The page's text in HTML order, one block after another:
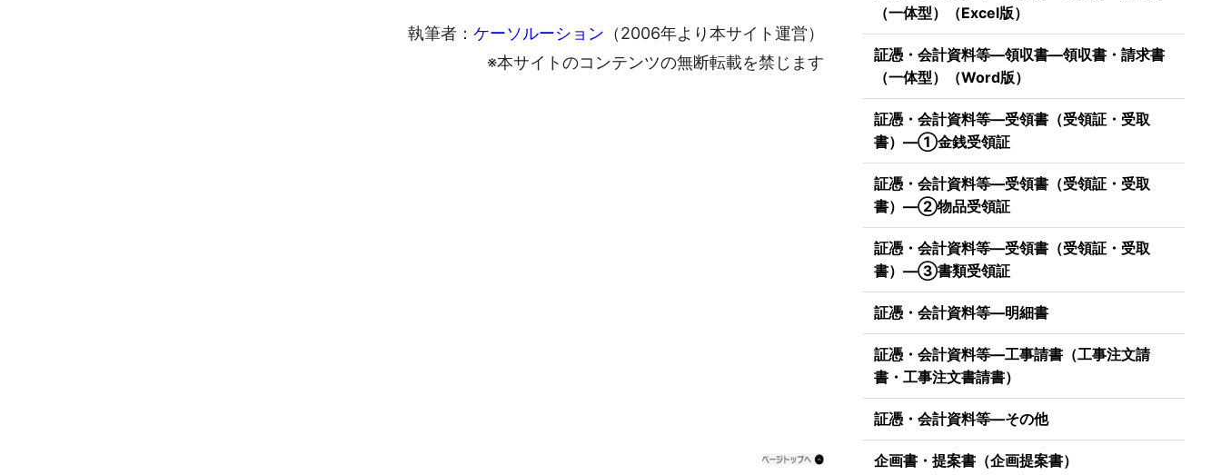
執筆者： ケーソルーション （2006年より本サイト運営）
※本サイトのコンテンツの無断転載を禁じます
（一体型）（Excel版）
証憑・会計資料等―領収書―領収書・請求書
（一体型）（Word版）
証憑・会計資料等―受領書（受領証・受取
書）―①金銭受領証
証憑・会計資料等―受領書（受領証・受取
書）―②物品受領証
証憑・会計資料等―受領書（受領証・受取
書）―③書類受領証
証憑・会計資料等―明細書
証憑・会計資料等―工事請書（工事注文請
書・工事注文書請書）
証憑・会計資料等―その他
企画書・提案書（企画提案書）